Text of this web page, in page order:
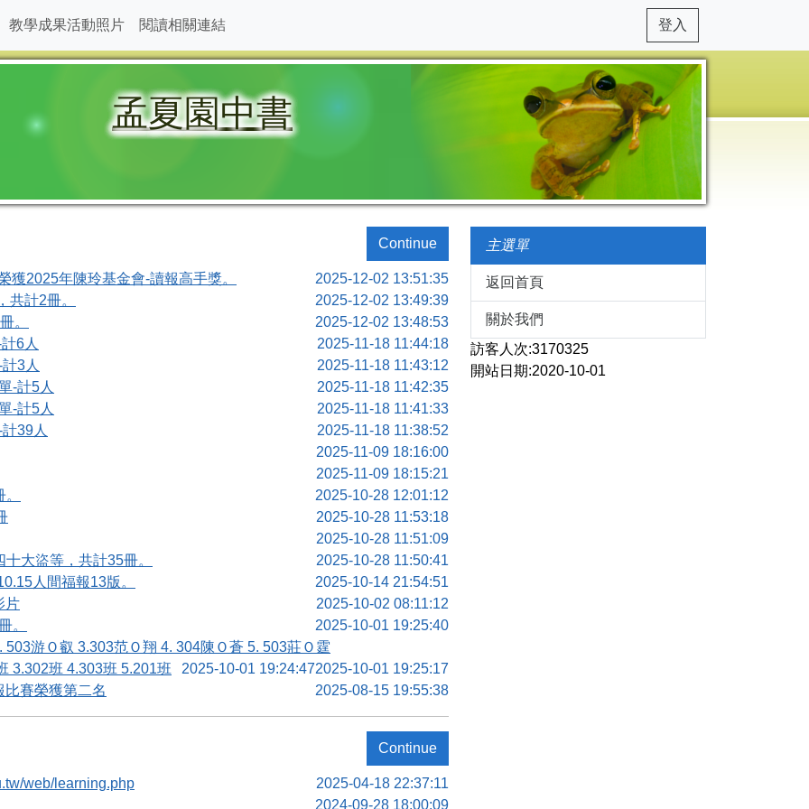
教學成果活動照片 閱讀相關連結 登入
孟夏園中書
Continue
2025年陳玲基金會-讀報高手獎。
2025-12-02 13:51:35
共計2冊。
2025-12-02 13:49:39
。
2025-12-02 13:48:53
6人
2025-11-18 11:44:18
3人
2025-11-18 11:43:12
-計5人
2025-11-18 11:42:35
-計5人
2025-11-18 11:41:33
39人
2025-11-18 11:38:52
2025-11-09 18:16:00
2025-11-09 18:15:21
2025-10-28 12:01:12
2025-10-28 11:53:18
2025-10-28 11:51:09
大盜等，共計35冊。
2025-10-28 11:50:41
人間福報13版。
2025-10-14 21:54:51
片
2025-10-02 08:11:12
。
2025-10-01 19:25:40
游Ｏ叡 3.303范Ｏ翔 4. 304陳Ｏ蒼 5. 503莊Ｏ霆
2025-10-01 19:25:17
3.302班 4.303班 5.201班
2025-10-01 19:24:47
賽榮獲第二名
2025-08-15 19:55:38
Continue
web/learning.php
2025-04-18 22:37:11
2024-09-28 18:00:09
主選單
返回首頁
關於我們
訪客人次:3170325
開站日期:2020-10-01